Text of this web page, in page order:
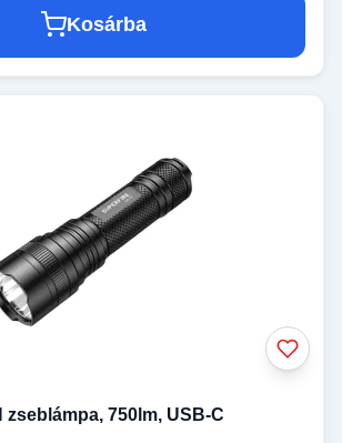
Kosárba
zseblámpa, 750lm, USB-C